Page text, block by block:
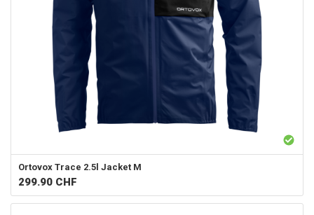
Ortovox Trace 2.5l Jacket M
299.90 CHF